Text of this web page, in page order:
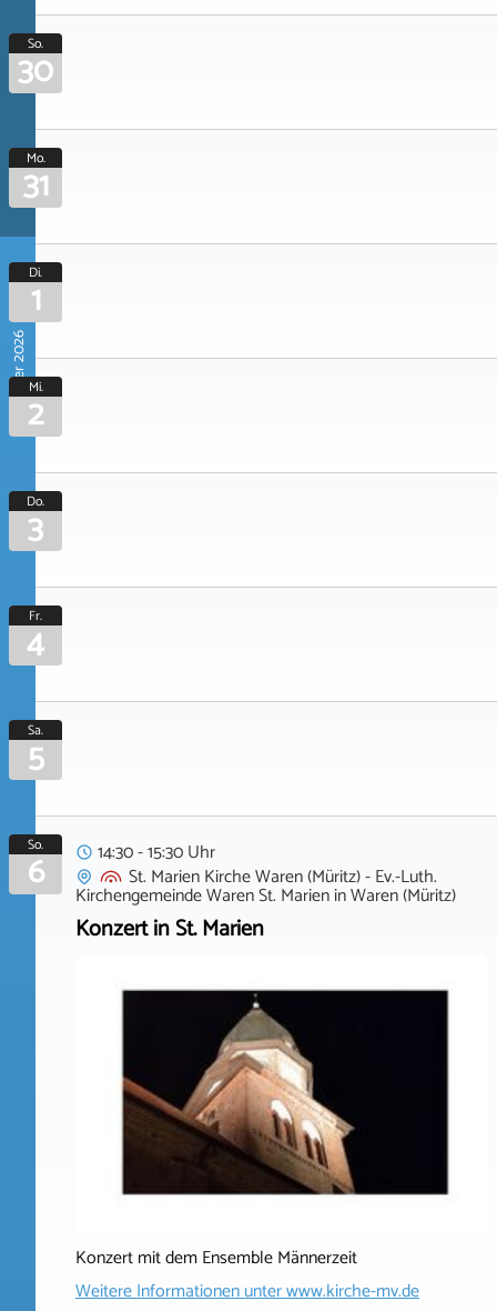
So.
30
Mo.
31
September 2026
Di.
1
Mi.
2
Do.
3
Fr.
4
Sa.
5
So.
6
14:30 - 15:30 Uhr
St. Marien Kirche Waren (Müritz) - Ev.-Luth.
Kirchengemeinde Waren St. MarieninWaren (Müritz)
Konzert in St. Marien
Konzert mit dem Ensemble Männerzeit
Weitere Informationen unterwww.kirche-mv.de